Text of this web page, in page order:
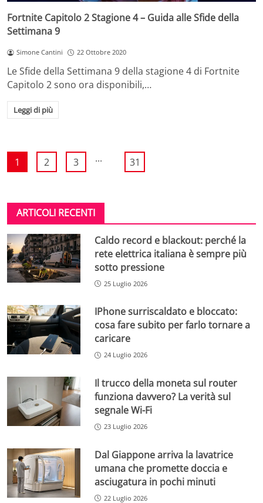
Fortnite Capitolo 2 Stagione 4 – Guida alle Sfide della
Settimana 9
Simone Cantini 22 Ottobre 2020
Le Sfide della Settimana 9 della stagione 4 di Fortnite
Capitolo 2 sono ora disponibili,…
Leggi di più
1 2 3 ... 31
ARTICOLI RECENTI
Caldo record e blackout: perché la
rete elettrica italiana è sempre più
sotto pressione
25 Luglio 2026
IPhone surriscaldato e bloccato:
cosa fare subito per farlo tornare a
caricare
24 Luglio 2026
Il trucco della moneta sul router
funziona davvero? La verità sul
segnale Wi-Fi
23 Luglio 2026
Dal Giappone arriva la lavatrice
umana che promette doccia e
asciugatura in pochi minuti
22 Luglio 2026